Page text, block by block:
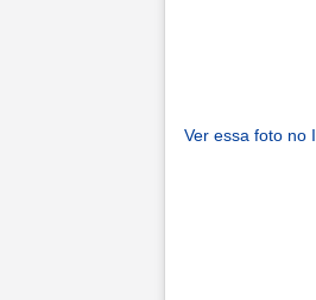
Ver essa foto no